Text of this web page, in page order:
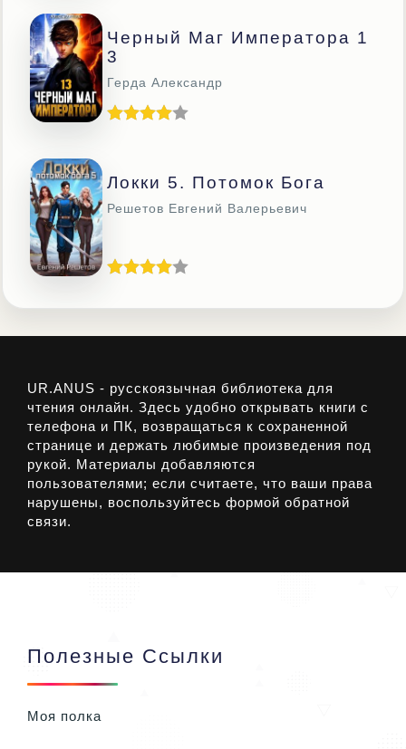
Черный Маг Императора 1
3
Герда Александр
Локки 5. Потомок Бога
Решетов Евгений Валерьевич
UR.ANUS - русскоязычная библиотека для
чтения онлайн. Здесь удобно открывать книги с
телефона и ПК, возвращаться к сохраненной
странице и держать любимые произведения под
рукой. Материалы добавляются
пользователями; если считаете, что ваши права
нарушены, воспользуйтесь формой обратной
связи.
Полезные Ссылки
Моя полка